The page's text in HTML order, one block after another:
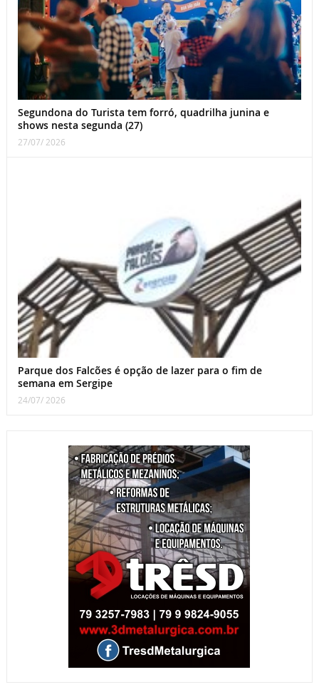
Segundona do Turista tem forró, quadrilha junina e
shows nesta segunda (27)
27/07/ 2026
Parque dos Falcões é opção de lazer para o fim de
semana em Sergipe
24/07/ 2026